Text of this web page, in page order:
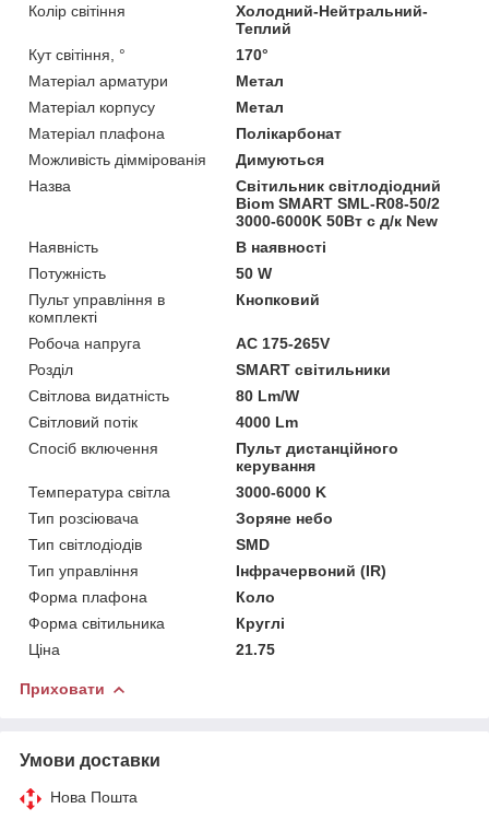
Колір світіння
Холодний-Нейтральний-
Теплий
Кут світіння, °
170°
Матеріал арматури
Метал
Матеріал корпусу
Метал
Матеріал плафона
Полікарбонат
Можливість діммірованія
Димуються
Назва
Світильник світлодіодний
Biom SMART SML-R08-50/2
3000-6000K 50Вт с д/к New
Наявність
В наявності
Потужність
50 W
Пульт управління в
комплекті
Кнопковий
Робоча напруга
AC 175-265V
Розділ
SMART світильники
Світлова видатність
80 Lm/W
Світловий потік
4000 Lm
Спосіб включення
Пульт дистанційного
керування
Температура світла
3000-6000 K
Тип розсіювача
Зоряне небо
Тип світлодіодів
SMD
Тип управління
Інфрачервоний (IR)
Форма плафона
Коло
Форма світильника
Круглі
Ціна
21.75
Приховати
Умови доставки
Нова Пошта